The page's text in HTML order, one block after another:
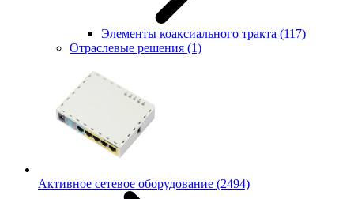
Элементы коаксиального тракта (117)
Отраслевые решения (1)
Активное сетевое оборудование (2494)